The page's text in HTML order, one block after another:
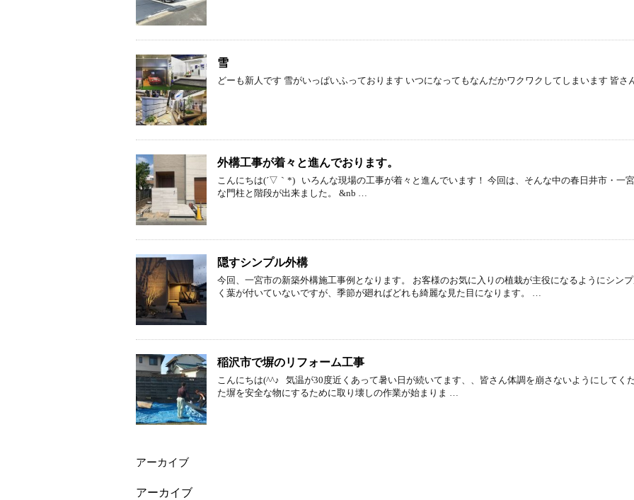
雪
どーも新人です 雪がいっぱいふっております いつになってもなんだかワクワクしてしまいます 皆さ
外構工事が着々と進んでおります。
こんにちは(´▽｀*) いろんな現場の工事が着々と進んでいます！ 今回は、そんな中の春日井市・一
な門柱と階段が出来ました。 &nb …
隠すシンプル外構
今回、一宮市の新築外構施工事例となります。 お客様のお気に入りの植栽が主役になるようにシン
く葉が付いていないですが、季節が廻ればどれも綺麗な見た目になります。 …
稲沢市で塀のリフォーム工事
こんにちは(^^♪ 気温が30度近くあって暑い日が続いてます、、皆さん体調を崩さないようにしてく
た塀を安全な物にするために取り壊しの作業が始まりま …
アーカイブ
アーカイブ